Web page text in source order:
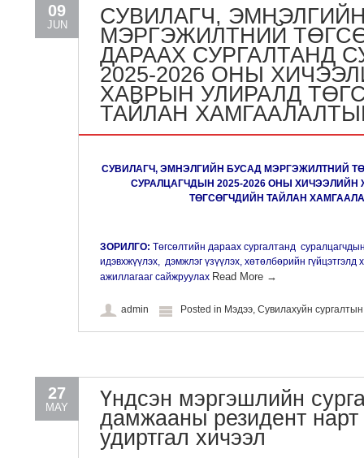
09
JUN
СУВИЛАГЧ,
МЭРГЭЖИЛТНИЙ
ДАРААХ СУРГАЛТАНД
2025-2026 ОНЫ
ХАВРЫН УЛИРАЛД
ТАЙЛАН
СУВИЛАГЧ, ЭМНЭЛГИЙН БУСАД МЭРГЭЖИЛТНИЙ
СУРАЛЦАГЧДЫН 2025-2026 ОНЫ
ТӨГСӨГЧДИЙН ТАЙЛАН
ЗОРИЛГО: Төгсөлтийн дараах сургалтанд
идэвхжүүлэх, дэмжлэг үзүүлэх, хөтөлбөрийн гүйцэтгэлд
ажиллагааг сайжруулах Read More →
admin Posted in Мэдээ, Сувилахуйн
27
MAY
Үндсэн мэргэшлийн
дамжааны резидент нарт
удиртгал хичээл